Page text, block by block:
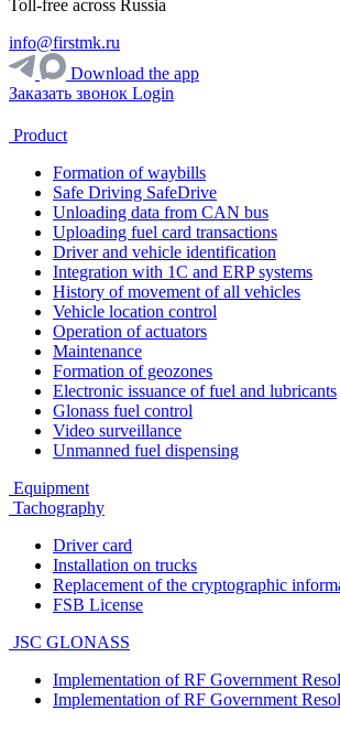
Toll-free across Russia
info@firstmk.ru
Download the app
Заказать звонок Login
Product
Formation of waybills
Safe Driving SafeDrive
Unloading data from CAN bus
Uploading fuel card transactions
Driver and vehicle identification
Integration with 1C and ERP systems
History of movement of all vehicles
Vehicle location control
Operation of actuators
Maintenance
Formation of geozones
Electronic issuance of fuel and lubricants
Glonass fuel control
Video surveillance
Unmanned fuel dispensing
Equipment
Tachography
Driver card
Installation on trucks
Replacement of the cryptographic
FSB License
JSC GLONASS
Implementation of RF Government
Implementation of RF Government